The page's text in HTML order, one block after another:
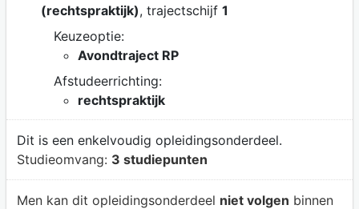
(rechtspraktijk), trajectschijf 1
Keuzeoptie:
Avondtraject RP
Afstudeerrichting:
rechtspraktijk
Dit is een enkelvoudig opleidingsonderdeel.
Studieomvang: 3 studiepunten
Men kan dit opleidingsonderdeel niet volgen binnen